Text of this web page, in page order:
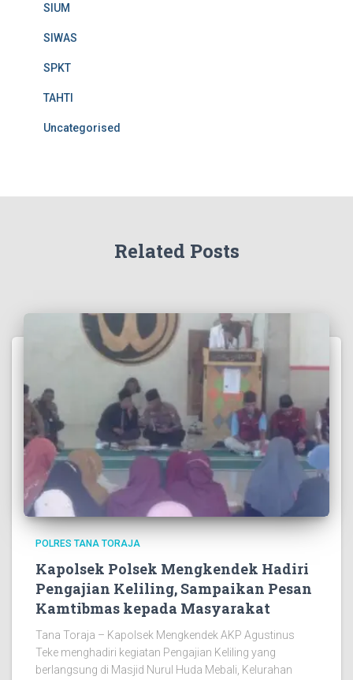
SIUM
SIWAS
SPKT
TAHTI
Uncategorised
Related Posts
POLRES TANA TORAJA
Kapolsek Polsek Mengkendek Hadiri
Pengajian Keliling, Sampaikan Pesan
Kamtibmas kepada Masyarakat
Tana Toraja – Kapolsek Mengkendek AKP Agustinus
Teke menghadiri kegiatan Pengajian Keliling yang
berlangsung di Masjid Nurul Huda Mebali, Kelurahan